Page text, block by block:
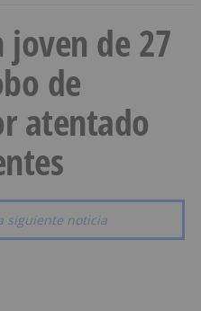
joven de 27
de
atentado
siguiente noticia